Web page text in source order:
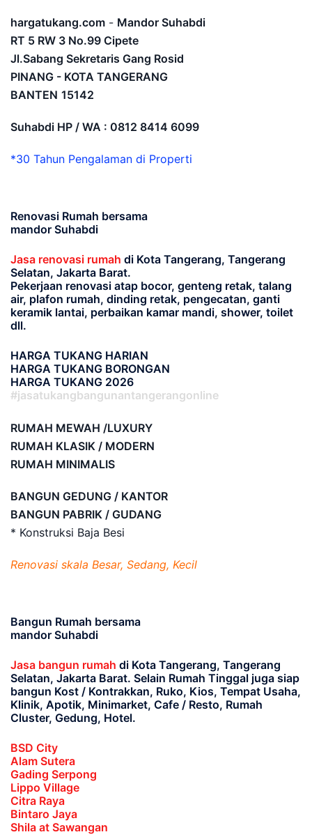
hargatukang.com - Mandor Suhabdi
RT 5 RW 3 No.99 Cipete
Jl.Sabang Sekretaris Gang Rosid
PINANG - KOTA TANGERANG
BANTEN 15142
Suhabdi HP / WA : 0812 8414 6099
*30 Tahun Pengalaman di Properti
Renovasi Rumah bersama
mandor Suhabdi
Jasa renovasi rumah di Kota Tangerang, Tangerang
Selatan, Jakarta Barat.
Pekerjaan renovasi atap bocor, genteng retak, talang
air, plafon rumah, dinding retak, pengecatan, ganti
keramik lantai, perbaikan kamar mandi, shower, toilet
dll.
HARGA TUKANG HARIAN
HARGA TUKANG BORONGAN
HARGA TUKANG 2026
#jasatukangbangunantangerangonline
RUMAH MEWAH /LUXURY
RUMAH KLASIK / MODERN
RUMAH MINIMALIS
BANGUN GEDUNG / KANTOR
BANGUN PABRIK / GUDANG
* Konstruksi Baja Besi
Renovasi skala Besar, Sedang, Kecil
Bangun Rumah bersama
mandor Suhabdi
Jasa bangun rumah di Kota Tangerang, Tangerang
Selatan, Jakarta Barat. Selain Rumah Tinggal juga siap
bangun Kost / Kontrakkan, Ruko, Kios, Tempat Usaha,
Klinik, Apotik, Minimarket, Cafe / Resto, Rumah
Cluster, Gedung, Hotel.
BSD City
Alam Sutera
Gading Serpong
Lippo Village
Citra Raya
Bintaro Jaya
Shila at Sawangan